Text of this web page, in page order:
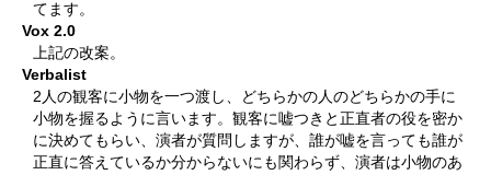
てます。
Vox 2.0
上記の改案。
Verbalist
2人の観客に小物を一つ渡し、どちらかの人のどちらかの手に
小物を握るように言います。観客に嘘つきと正直者の役を密か
に決めてもらい、演者が質問しますが、誰が嘘を言っても誰が
正直に答えているか分からないにも関わらず、演者は小物のあ